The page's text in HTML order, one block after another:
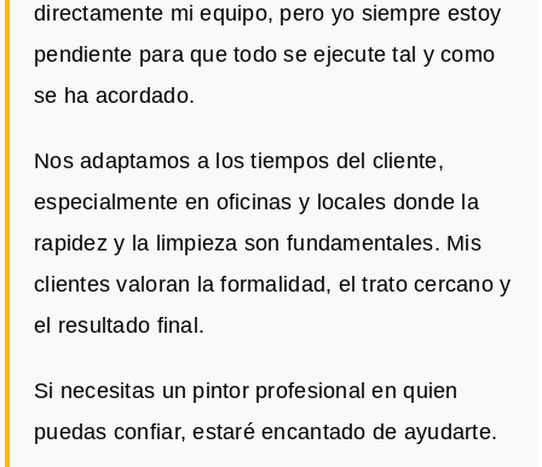
directamente mi equipo, pero yo siempre estoy
pendiente para que todo se ejecute tal y como
se ha acordado.
Nos adaptamos a los tiempos del cliente,
especialmente en oficinas y locales donde la
rapidez y la limpieza son fundamentales. Mis
clientes valoran la formalidad, el trato cercano y
el resultado final.
Si necesitas un pintor profesional en quien
puedas confiar, estaré encantado de ayudarte.